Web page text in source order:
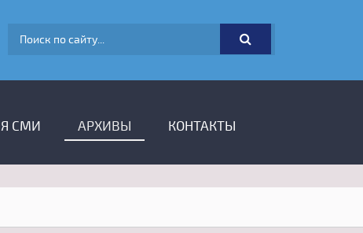
ФОРМА ПОИСКА
СМИ АРХИВЫ КОНТАКТЫ